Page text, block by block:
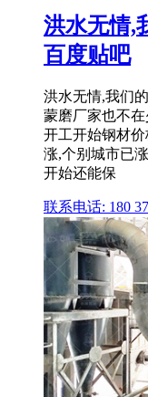
洪水无情,
百度贴吧
洪水无情,我们
蒙磨厂家也不
开工开始钢材
涨,个别城市已
开始还能保
联系电话: 180